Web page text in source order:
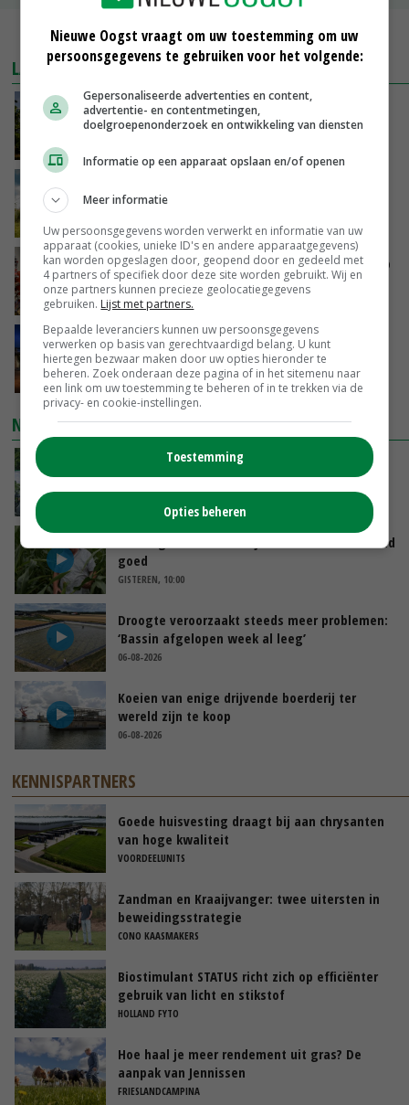
MEER MARKTPRIJZEN
LAATSTE NIEUWS
Kamervragen over onttrekkingsverbod,
minister spreekt van ‘ondernemersrisico’
overkant’
Oorlogen en El Niño stuwen voedselprijzen op
GISTEREN, 15:04
Nettowinst Royal A-ware onder druk ondanks
hogere omzet
GISTEREN, 14:35
NIEUWSTE VIDEO'S
Oekraïne-vlogger Kees Huizinga: ‘Bezoek van
de ambassade mag zelf groente plukken’
Limburgse mais van Frijns doet het verrassend
goed
GISTEREN, 10:00
Droogte veroorzaakt steeds meer problemen:
‘Bassin afgelopen week al leeg’
06-08-2026
Koeien van enige drijvende boerderij ter
wereld zijn te koop
06-08-2026
KENNISPARTNERS
Goede huisvesting draagt bij aan chrysanten
van hoge kwaliteit
VOORDEELUNITS
Zandman en Kraaijvanger: twee uitersten in
beweidingsstrategie
CONO KAASMAKERS
Biostimulant STATUS richt zich op efficiënter
gebruik van licht en stikstof
HOLLAND FYTO
Hoe haal je meer rendement uit gras? De
aanpak van Jennissen
FRIESLANDCAMPINA
Nieuwe Oogst vraagt om uw toestemming om uw
persoonsgegevens te gebruiken voor het volgende:
Gepersonaliseerde advertenties en content,
advertentie- en contentmetingen,
doelgroepenonderzoek en ontwikkeling van diensten
Informatie op een apparaat opslaan en/of openen
Meer informatie
Uw persoonsgegevens worden verwerkt en informatie van uw
apparaat (cookies, unieke ID's en andere apparaatgegevens)
kan worden opgeslagen door, geopend door en gedeeld met
4 partners of specifiek door deze site worden gebruikt. Wij en
onze partners kunnen precieze geolocatiegegevens
gebruiken. Lijst met partners.
Bepaalde leveranciers kunnen uw persoonsgegevens
verwerken op basis van gerechtvaardigd belang. U kunt
hiertegen bezwaar maken door uw opties hieronder te
beheren. Zoek onderaan deze pagina of in het sitemenu naar
een link om uw toestemming te beheren of in te trekken via de
privacy- en cookie-instellingen.
Toestemming
Opties beheren